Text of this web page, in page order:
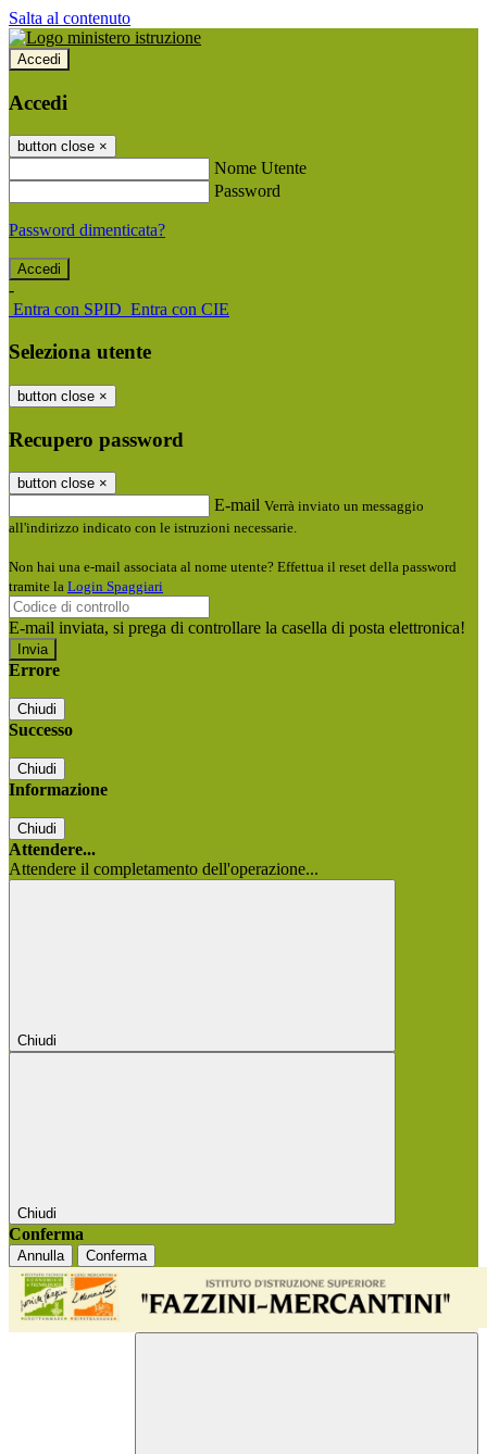
Salta al contenuto
Accedi
Accedi
button close ×
Nome Utente
Password
Password dimenticata?
-
Entra con SPID Entra con CIE
Seleziona utente
button close ×
Recupero password
button close ×
E-mail Verrà inviato un messaggio
all'indirizzo indicato con le istruzioni necessarie.
Non hai una e-mail associata al nome utente? Effettua il reset della password
tramite la Login Spaggiari
E-mail inviata, si prega di controllare la casella di posta elettronica!
Errore
Chiudi
Successo
Chiudi
Informazione
Chiudi
Attendere...
Attendere il completamento dell'operazione...
Chiudi
Chiudi
Conferma
Annulla Conferma